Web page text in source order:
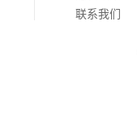
联系我们